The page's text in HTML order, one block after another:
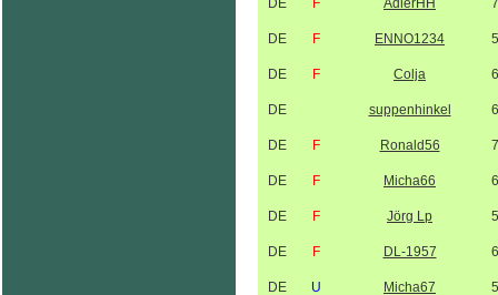
DE F AdlerHH
DE F ENNO1234
DE F Colja
DE suppenhinkel
DE F Ronald56
DE F Micha66
DE F Jörg Lp
DE F DL-1957
DE U Micha67